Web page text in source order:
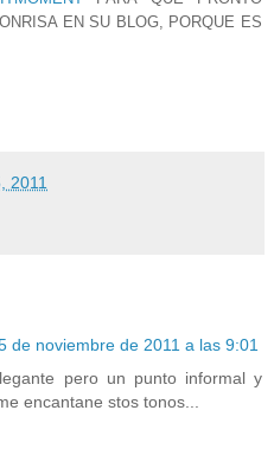
EN SU BLOG, PORQUE ES
2011
de noviembre de 2011 a las 9:01
pero un punto informal y
encantane stos tonos...